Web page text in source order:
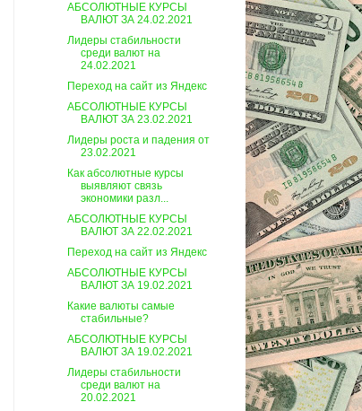
АБСОЛЮТНЫЕ КУРСЫ
ВАЛЮТ ЗА 24.02.2021
Лидеры стабильности
среди валют на
24.02.2021
Переход на сайт из Яндекс
АБСОЛЮТНЫЕ КУРСЫ
ВАЛЮТ ЗА 23.02.2021
Лидеры роста и падения от
23.02.2021
Как абсолютные курсы
выявляют связь
экономики разл...
АБСОЛЮТНЫЕ КУРСЫ
ВАЛЮТ ЗА 22.02.2021
Переход на сайт из Яндекс
АБСОЛЮТНЫЕ КУРСЫ
ВАЛЮТ ЗА 19.02.2021
Какие валюты самые
стабильные?
АБСОЛЮТНЫЕ КУРСЫ
ВАЛЮТ ЗА 19.02.2021
Лидеры стабильности
среди валют на
20.02.2021